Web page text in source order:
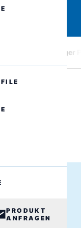
PRODUKT
ANFRAGEN
Das Buchberger